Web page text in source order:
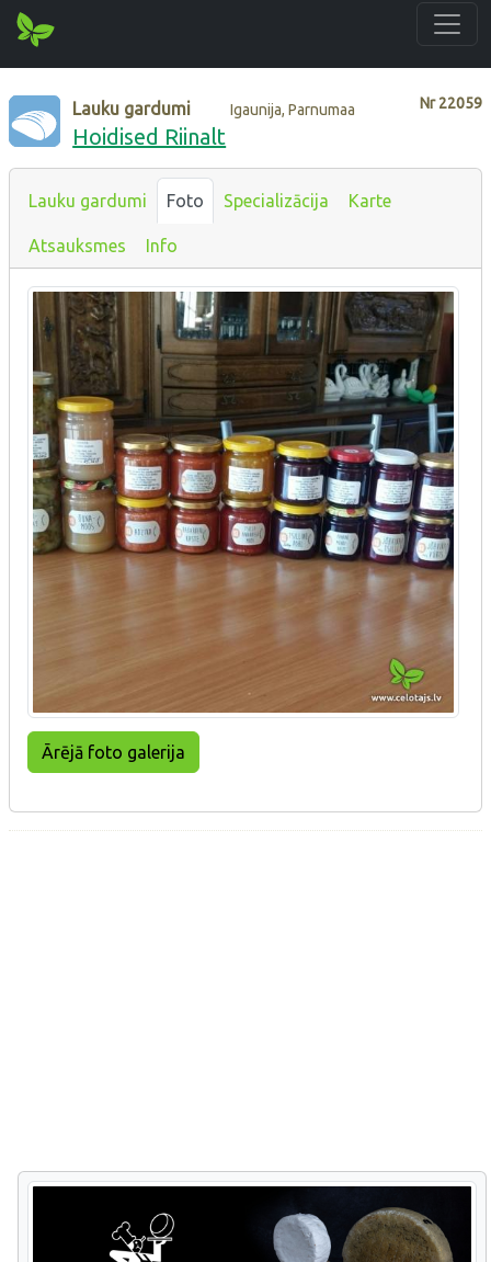
Nr22059
Lauku gardumi Igaunija, Parnumaa
Hoidised Riinalt
Lauku gardumi Foto Specializācija Karte
Atsauksmes Info
Ārējā foto galerija